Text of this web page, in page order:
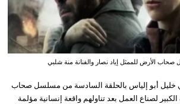
الأرض للممثل إياد نصار والفنانة منة شلبي
خليل أبو إلياس بالحلقة السادسة من مسلسل صحاب
لصناع العمل بعد تناولهم واقعة إنسانية مؤلمة